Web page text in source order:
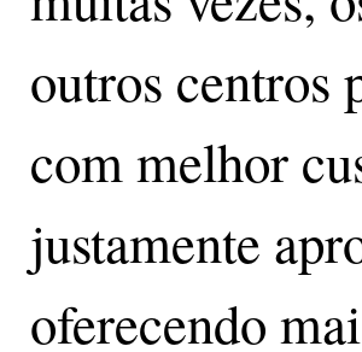
outros centros
com melhor
justamente
oferecendo